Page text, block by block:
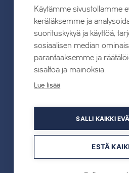
Kaikki
Tahkon Talviteatterissa
Lue lisää
19.05.2026
Käytämme sivustollamme
kerätäksemme ja
suorituskykyä ja käyttöä,
sosiaalisen median
parantaaksemme ja
sisältöä ja mainoksia.
Lue lisää
SALLI KAIKKI
ESTÄ